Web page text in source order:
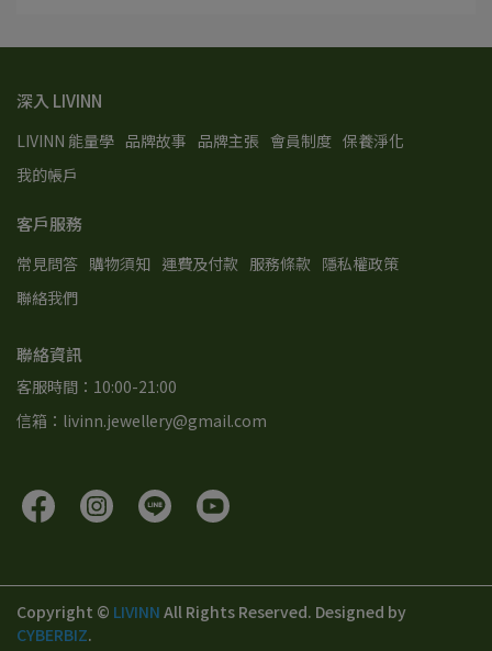
深入 LIVINN
LIVINN 能量學 品牌故事 品牌主張 會員制度 保養淨化
我的帳戶
客戶服務
常見問答 購物須知 運費及付款 服務條款 隱私權政策
聯絡我們
聯絡資訊
客服時間：10:00-21:00
信箱：livinn.jewellery@gmail.com
Copyright © LIVINN All Rights Reserved. Designed by
CYBERBIZ.